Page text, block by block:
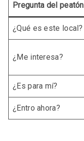
Pregunta del peatón
¿Qué es este local?
¿Me interesa?
¿Es para mí?
¿Entro ahora?